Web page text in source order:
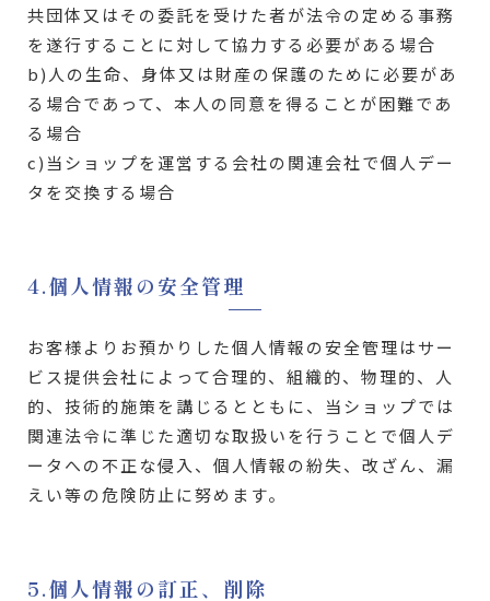
共団体又はその委託を受けた者が法令の定める事務
を遂行することに対して協力する必要がある場合
b)人の生命、身体又は財産の保護のために必要があ
る場合であって、本人の同意を得ることが困難であ
る場合
c)当ショップを運営する会社の関連会社で個人デー
タを交換する場合
4.個人情報の安全管理
お客様よりお預かりした個人情報の安全管理はサー
ビス提供会社によって合理的、組織的、物理的、人
的、技術的施策を講じるとともに、当ショップでは
関連法令に準じた適切な取扱いを行うことで個人デ
ータへの不正な侵入、個人情報の紛失、改ざん、漏
えい等の危険防止に努めます。
5.個人情報の訂正、削除